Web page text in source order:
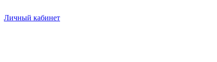
Личный кабинет